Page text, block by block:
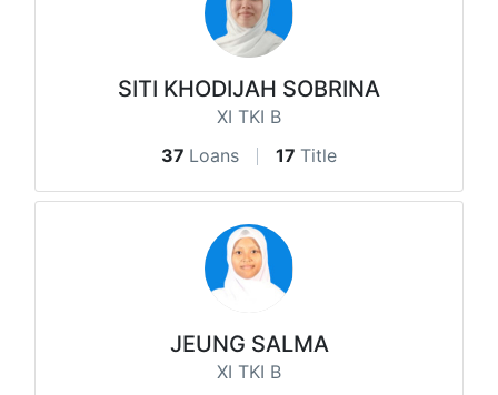
SITI KHODIJAH SOBRINA
XI TKI B
37 Loans 17 Title
JEUNG SALMA
XI TKI B